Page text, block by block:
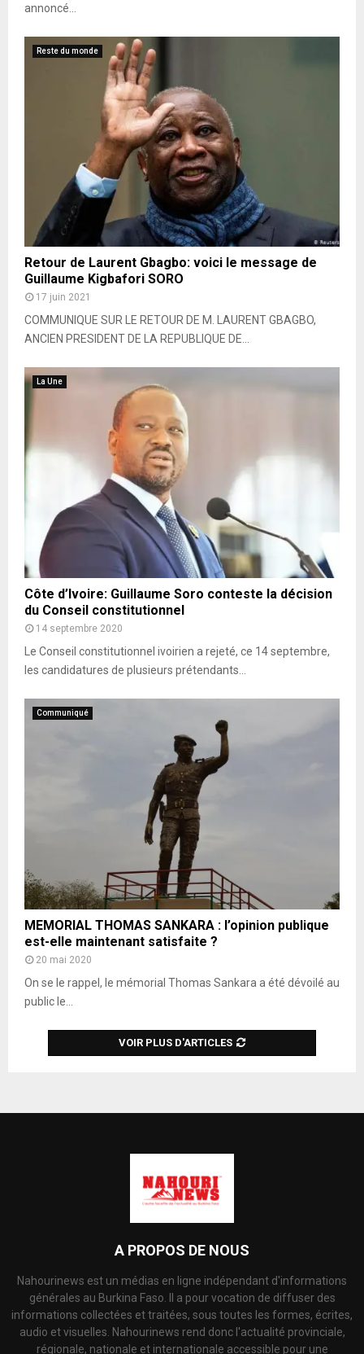
annoncé...
Reste du monde
Retour de Laurent Gbagbo: voici le message de
Guillaume Kigbafori SORO
17 juin 2021
COMMUNIQUE SUR LE RETOUR DE M. LAURENT GBAGBO,
ANCIEN PRESIDENT DE LA REPUBLIQUE DE...
La Une
Côte d’Ivoire: Guillaume Soro conteste la décision
du Conseil constitutionnel
14 septembre 2020
Le Conseil constitutionnel ivoirien a rejeté, ce 14 septembre,
les candidatures de plusieurs prétendants...
Communiqué
MEMORIAL THOMAS SANKARA : l’opinion publique
est-elle maintenant satisfaite ?
20 mai 2020
On se le rappel, le mémorial Thomas Sankara a été dévoilé au
public le...
VOIR PLUS D'ARTICLES
A PROPOS DE NOUS
Nahourinews est un médias en ligne indépendant d'informations
générales au Burkina Faso. Il a pour vocation de diffuser des
informations collectées et traitées, sous toutes les formes, écrites,
audio et visuelles. Nahourinews rend donc l'actualité provinciale,
régionale, nationale et internationale accessible pour une